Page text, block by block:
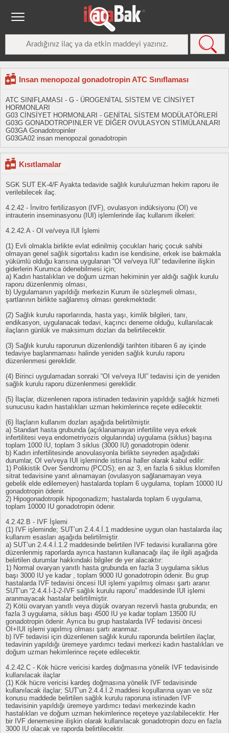
Insan menopozal gonadotropin ATC Sınıflaması
ATC SINIFLAMASI - G - ÜROGENİTAL SİSTEM VE CİNSİYET
HORMONLARI
G03 CİNSİYET HORMONLARI - GENİTAL SİSTEM MODÜLATÖRLERİ
G03G GONADOTROPINLER VE DİĞER OVULASYON STİMÜLANLARI
G03GA Gonadotropinler
G03GA02 insan menopozal gonadotropin
Kısıtlamalar
SGK SUT EK-4/F Ayakta tedavide sağlık kurulu/uzman hekim raporu ile
verilebilecek ilaç.
4.2.42 - İnvitro fertilizasyon (IVF), ovulasyon indüksiyonu (OI) ve
intrauterin inseminasyonu (IUI) işlemlerinde ilaç kullanım ilkeleri:
4.2.42.A - OI ve/veya IUI İşlemi
(1) Evli olmakla birlikte evlat edinilmiş çocukları hariç çocuk sahibi
olmayan genel sağlık sigortalısı kadın ise kendisine, erkek ise bakmakla
yükümlü olduğu karısına uygulanan “OI ve/veya IUI” tedavilerine ilişkin
giderlerin Kurumca ödenebilmesi için;
a) Kadın hastalıkları ve doğum uzman hekiminin yer aldığı sağlık kurulu
raporu düzenlenmiş olması,
b) Uygulamanın yapıldığı merkezin Kurum ile sözleşmeli olması,
şartlarının birlikte sağlanmış olması gerekmektedir.
(2) Sağlık kurulu raporlarında, hasta yaşı, kimlik bilgileri, tanı,
endikasyon, uygulanacak tedavi, kaçıncı deneme olduğu, kullanılacak
ilaçların günlük ve maksimum dozları da belirtilecektir.
(3) Sağlık kurulu raporunun düzenlendiği tarihten itibaren 6 ay içinde
tedaviye başlanmaması halinde yeniden sağlık kurulu raporu
düzenlenmesi gereklidir.
(4) Birinci uygulamadan sonraki “OI ve/veya IUI” tedavisi için de yeniden
sağlık kurulu raporu düzenlenmesi gereklidir.
(5) İlaçlar, düzenlenen rapora istinaden tedavinin yapıldığı sağlık hizmeti
sunucusu kadın hastalıkları uzman hekimlerince reçete edilecektir.
(6) İlaçların kullanım dozları aşağıda belirtilmiştir.
a) Standart hasta grubunda (açıklanamayan infertilite veya erkek
infertilitesi veya endometriyozis olgularında) uygulama (siklus) başına
toplam 1000 IU, toplam 3 siklus (3000 IU) gonadotropin ödenir.
b) Kadın infertilitesinde anovulasyonla birlikte seyreden aşağıdaki
durumlar, OI ve/veya IUI işleminde istisnai haller olarak kabul edilir:
1) Polikistik Over Sendromu (PCOS); en az 3, en fazla 6 siklus klomifen
sitrat tedavisine yanıt alınamayan (ovulasyon sağlanamayan veya
gebelik elde edilemeyen) hastalarda toplam 6 uygulama, toplam 10000 IU
gonadotropin ödenir.
2) Hipogonadotropik hipogonadizm; hastalarda toplam 6 uygulama,
toplam 10000 IU gonadotropin ödenir.
4.2.42.B - IVF İşlemi
(1) IVF işleminde; SUT’un 2.4.4.İ.1 maddesine uygun olan hastalarda ilaç
kullanım esasları aşağıda belirtilmiştir.
a) SUT’un 2.4.4.İ.1.2 maddesinde belirtilen IVF tedavisi kurallarına göre
düzenlenmiş raporlarda ayrıca hastanın kullanacağı ilaç ile ilgili aşağıda
belirtilen durumlar hakkındaki bilgiler de yer alacaktır:
1) Normal ovaryan yanıtlı hasta grubunda en fazla 3 uygulama siklus
başı 3000 IU ye kadar , toplam 9000 IU gonadotropin ödenir. Bu grup
hastalarda IVF tedavisi öncesi IUI işlemi yapılmış olması şartı aranır.
SUT’un “2.4.4.İ-1-2-IVF sağlık kurulu raporu” maddesinde IUI işlemi
aranmayacak hastalar belirtilmiştir.
2) Kötü ovaryan yanıtlı veya düşük ovaryan rezervli hasta grubunda; en
fazla 3 uygulama, siklus başı 4500 IU ye kadar toplam 13500 IU
gonadotropin ödenir. Ayrıca bu grup hastalarda IVF tedavisi öncesi
OI+IUI işlemi yapılmış olması şartı aranmaz.
b) IVF tedavisi için düzenlenen sağlık kurulu raporunda belirtilen ilaçlar,
tedavinin yapıldığı üremeye yardımcı tedavi merkezi kadın hastalıkları ve
doğum uzman hekimlerince reçete edilecektir.
4.2.42.C - Kök hücre vericisi kardeş doğmasına yönelik IVF tedavisinde
kullanılacak ilaçlar
(1) Kök hücre vericisi kardeş doğmasına yönelik IVF tedavisinde
kullanılacak ilaçlar; SUT’un 2.4.4.İ.2 maddesi koşullarına uyan ve söz
konusu maddede belirtilen sağlık kurulu raporuna istinaden IVF
tedavisinin yapıldığı üremeye yardımcı tedavi merkezinde kadın
hastalıkları ve doğum uzman hekimlerince reçeteye yazılabilecektir. Her
bir IVF denemesine ilişkin olarak kullanılacak gonadotropin dozu en fazla
3000 IU olacak ve raporda belirtilecektir.